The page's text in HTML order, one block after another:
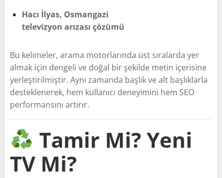
Hacı İlyas, Osmangazi
televizyon arızası çözümü
Bu kelimeler, arama motorlarında üst sıralarda yer
almak için dengeli ve doğal bir şekilde metin içerisine
yerleştirilmiştir. Aynı zamanda başlık ve alt başlıklarla
desteklenerek, hem kullanıcı deneyimini hem SEO
performansını artırır.
Tamir Mi? Yeni
TV Mi?